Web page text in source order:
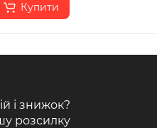
Купити
і знижок?
розсилку